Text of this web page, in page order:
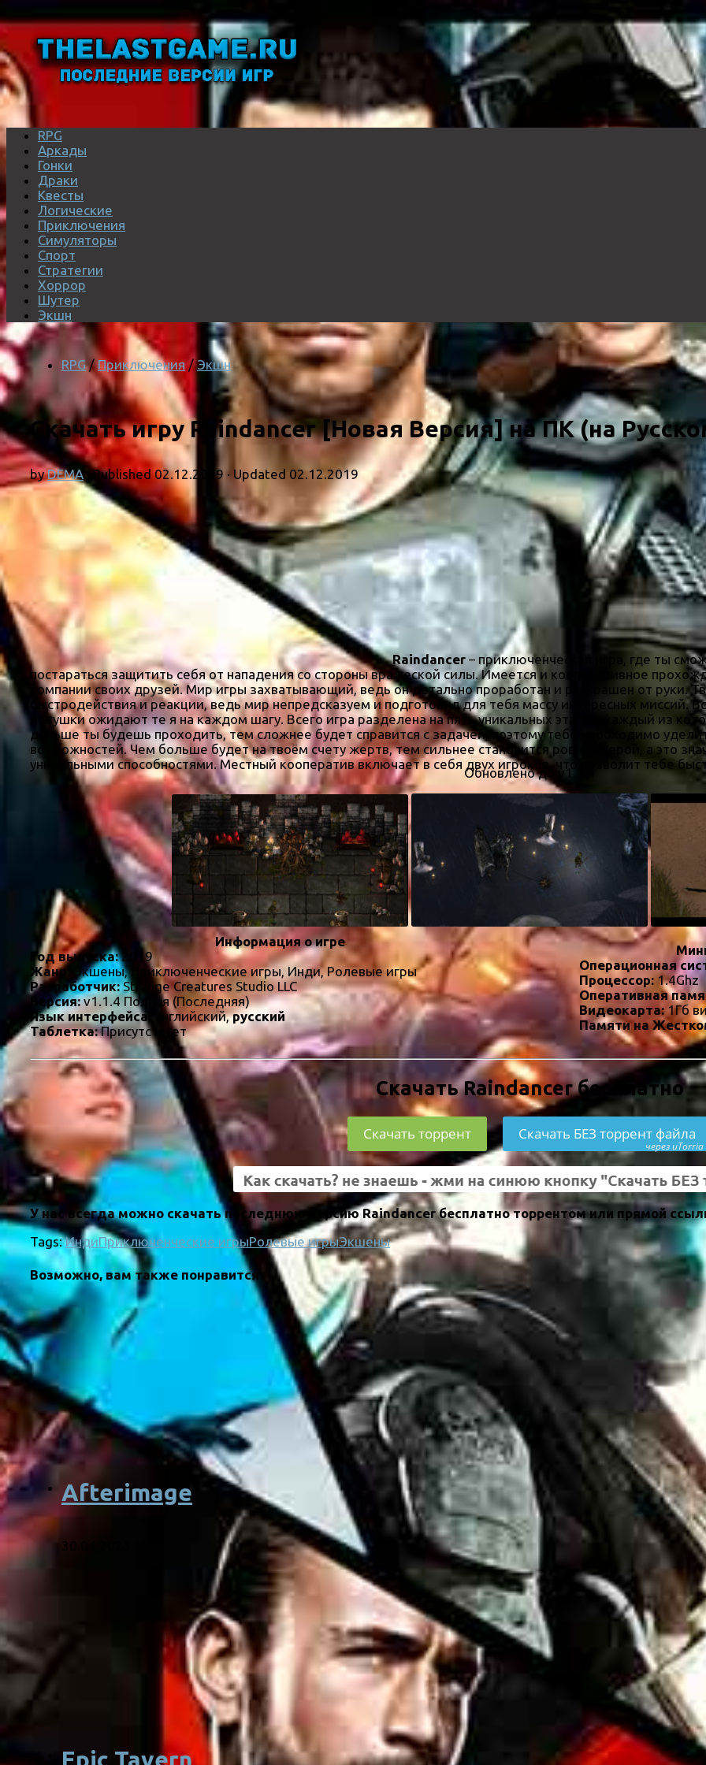
RPG
Аркады
Гонки
Драки
Квесты
Логические
Приключения
Симуляторы
Спорт
Стратегии
Хоррор
Шутер
Экшн
RPG / Приключения / Экшн
Скачать игру Raindancer [Новая Версия] на ПК (на
byDEMA · Published02.12.2019 · Updated 02.12.2019
Raindancer – приключенческая игра, где ты
постараться защитить себя от нападения со стороны вражеской силы. Имеется и кооперативное
компании своих друзей. Мир игры захватывающий, ведь он детально проработан и раскрашен от руки.
быстродействия и реакции, ведь мир непредсказуем и подготовил для тебя массу интересных миссий.
ловушки ожидают те я на каждом шагу. Всего игра разделена на пять уникальных этапов, каждый из
дальше ты будешь проходить, тем сложнее будет справится с задачей, поэтому тебе необходимо
возможностей. Чем больше будет на твоём счету жертв, тем сильнее становится ровный герой, а это
уникальными способностями. Местный кооператив включает в себя двух игроков, что позволит тебе
Обновлено до v1.1.4
Информация о игре
Год выпуска:2019
Жанр:
Экшены, Приключенческие игры, Инди, Ролевые игры
Разработчик:Strange Creatures Studio LLC
Версия:v1.1.4 Полная (Последняя)
Язык интерфейса:
английский,русский
Таблетка:Присутствует
Операционная
Процессор:1.4Ghz
Оперативная
Видеокарта: 1Гб
Памяти на
Скачать Raindancer бесплатно
Скачать торрент Скачать БЕЗ торрент файла
через uTorria
У нас всегда можно скачать последнюю версию Raindancer бесплатно торрентом или прямой
Tags: ИндиПриключенческие игрыРолевые игрыЭкшены
Возможно, вам также понравится:
Afterimage
30.04.2023
Epic Tavern